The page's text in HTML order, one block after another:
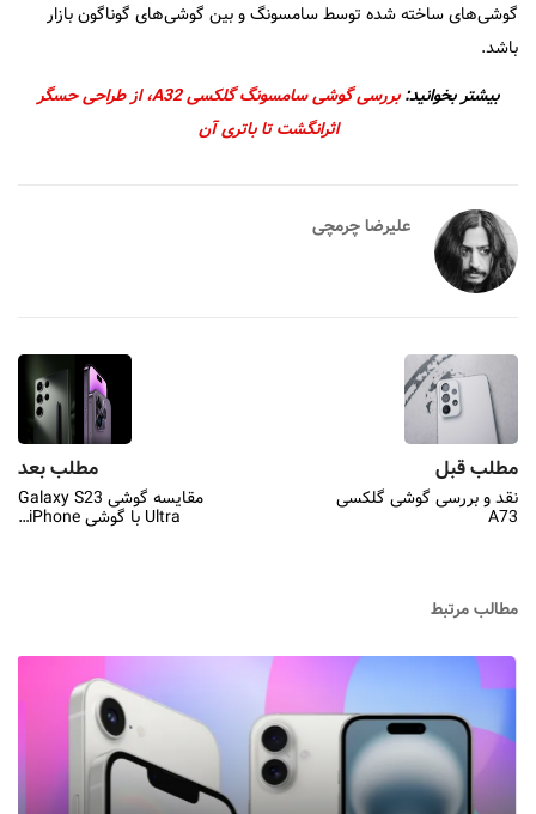
گوشی‌های ساخته شده توسط سامسونگ و بین گوشی‌های گوناگون بازار
باشد.
بیشتر بخوانید:
بررسی گوشی سامسونگ گلکسی A32، از طراحی حسگر
اثرانگشت تا باتری آن
علیرضا چرمچی
مطلب قبل
نقد و بررسی گوشی گلکسی
A73
مطلب بعد
مقایسه گوشی Galaxy S23
Ultra با گوشی iPhone…
مطالب مرتبط